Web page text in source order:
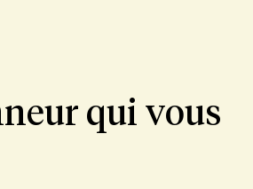
qui vous